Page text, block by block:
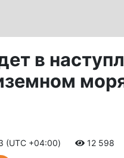
в
(UTC +04:00) 12 598